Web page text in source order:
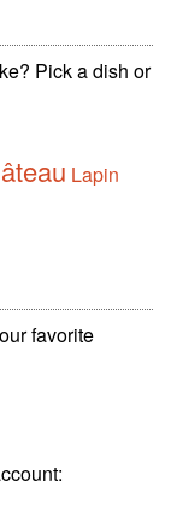
Pick a dish or
Lapin
favorite